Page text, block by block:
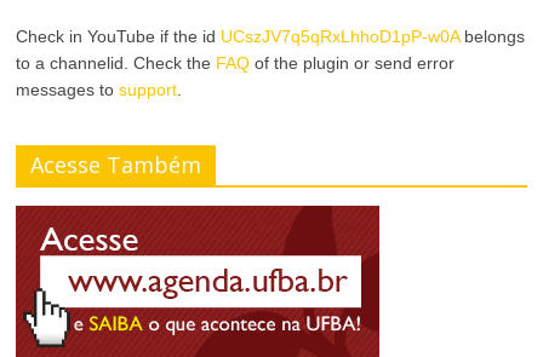
Check in YouTube if the id UCszJV7q5qRxLhhoD1pP-w0Abelongs
to a channelid. Check the FAQ of the plugin or send error
messages tosupport
Acesse Também